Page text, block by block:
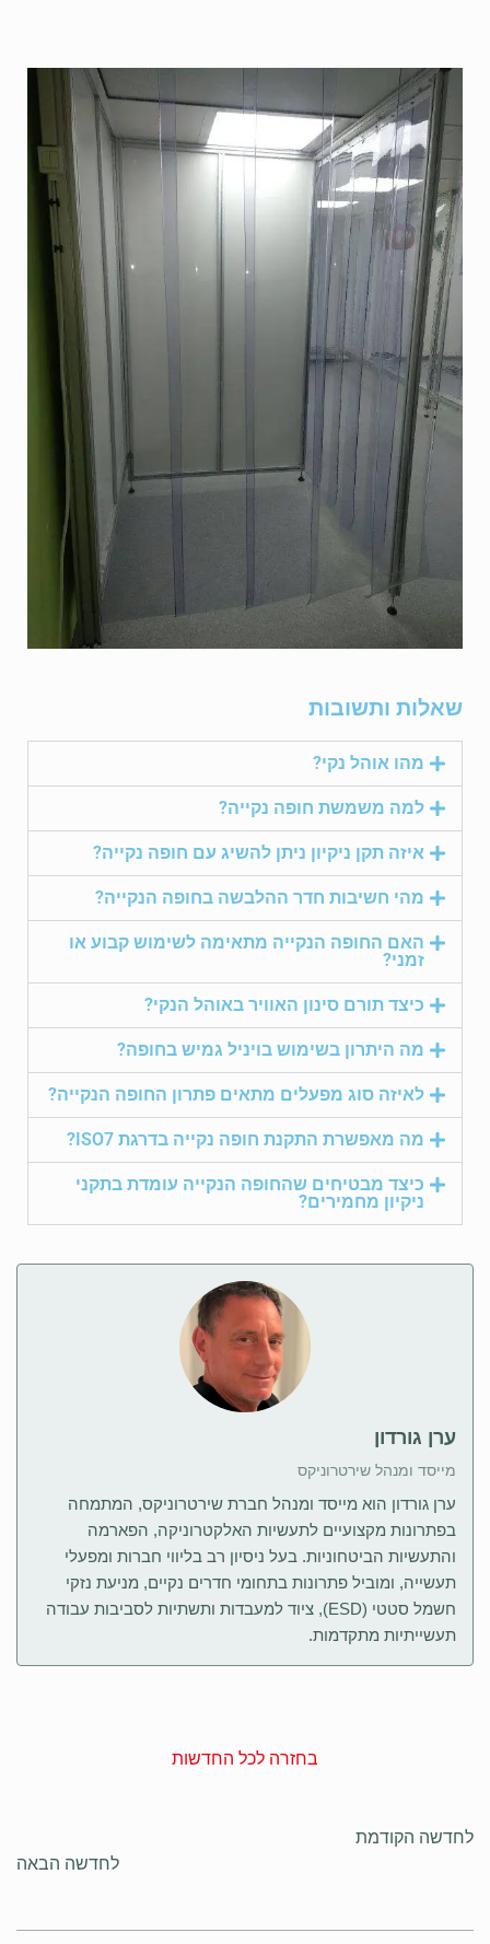
שאלות ותשובות
מהו אוהל נקי?
למה משמשת חופה נקייה?
איזה תקן ניקיון ניתן להשיג עם חופה נקייה?
מהי חשיבות חדר ההלבשה בחופה הנקייה?
האם החופה הנקייה מתאימה לשימוש קבוע או
זמני?
כיצד תורם סינון האוויר באוהל הנקי?
מה היתרון בשימוש בויניל גמיש בחופה?
לאיזה סוג מפעלים מתאים פתרון החופה הנקייה?
מה מאפשרת התקנת חופה נקייה בדרגת ISO7?
כיצד מבטיחים שהחופה הנקייה עומדת בתקני
ניקיון מחמירים?
ערן גורדון
מייסד ומנהל שירטרוניקס
ערן גורדון הוא מייסד ומנהל חברת שירטרוניקס, המתמחה
בפתרונות מקצועיים לתעשיות האלקטרוניקה, הפארמה
והתעשיות הביטחוניות. בעל ניסיון רב בליווי חברות ומפעלי
תעשייה, ומוביל פתרונות בתחומי חדרים נקיים, מניעת נזקי
חשמל סטטי (ESD), ציוד למעבדות ותשתיות לסביבות עבודה
תעשייתיות מתקדמות.
בחזרה לכל החדשות
לחדשה הקודמת
לחדשה הבאה